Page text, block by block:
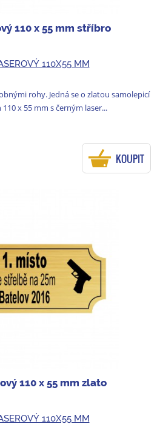
110 x 55 mm stříbro
110X55 MM
rohy. Jedná se o zlatou samolepicí
x 55 mm s černým laser...
KOUPIT
110 x 55 mm zlato
110X55 MM